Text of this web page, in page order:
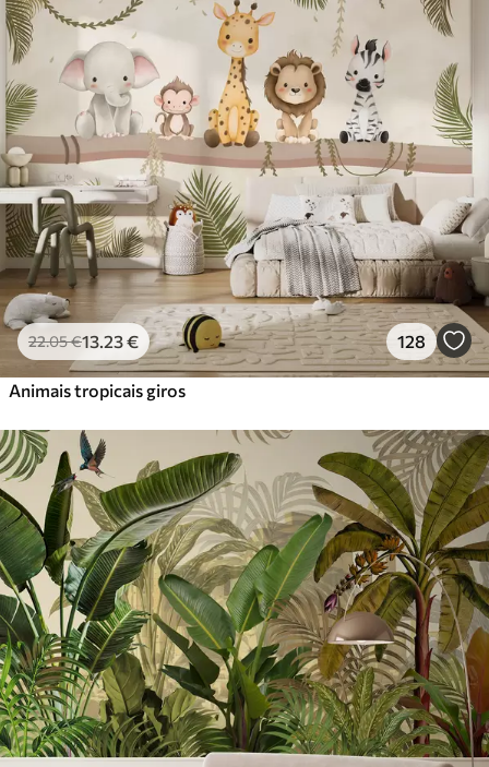
Standard
27.00 €/m²
Premium
56.6734.00€/m²
Vinil Premium
65.0039.00€/m²
Peel and Stick
81.6749.00€/m²
22.05€13.23€ 128
Animais tropicais giros